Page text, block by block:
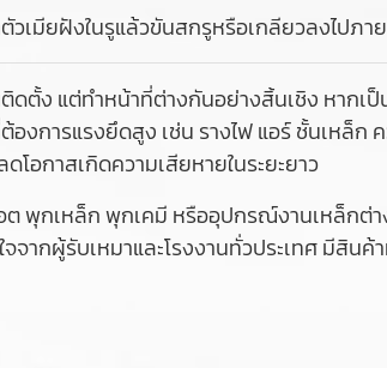
เมียฝังในรูแล้วขันสกรูหรือเกลียวลงไปภา
ง แต่ทำหน้าที่ต่างกันอย่างสิ้นเชิง หากเ
งการแรงยึดสูง เช่น รางไฟ แอร์ ชั้นเหล็
โอกาสเกิดความเสียหายในระยะยาว
กเหล็ก พุกเคมี หรืออุปกรณ์งานเหล็กต่าง
จากผู้รับเหมาและโรงงานทั่วประเทศ มีสิ